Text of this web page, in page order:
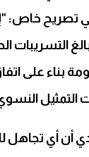
تصريح خاص:
التسريبات
بناء على
التمثيل
أن أي تجاهل